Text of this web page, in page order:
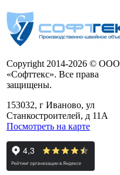
Copyright 2014-2026 © ООО
«Софттекс». Все права
защищены.
153032, г Иваново, ул
Станкостроителей, д 11А
Посмотреть на карте